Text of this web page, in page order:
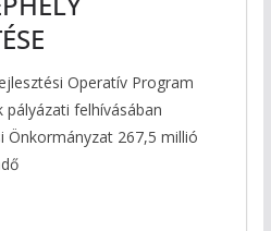
Operatív Program
pályázati felhívásában
Önkormányzat 267,5 millió